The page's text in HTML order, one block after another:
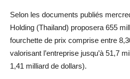
Selon les documents publiés
Holding (Thailand) proposera 655
fourchette de prix comprise entre
valorisant l’entreprise jusqu’à 51,7
1,41 milliard de dollars).